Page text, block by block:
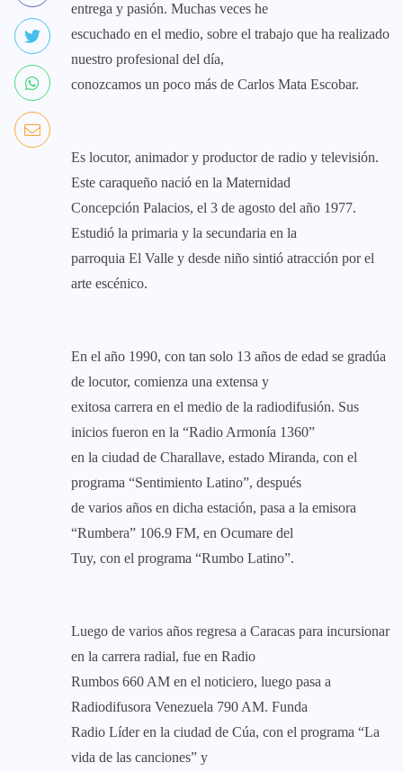
entrega y pasión. Muchas veces he
escuchado en el medio, sobre el trabajo que ha realizado
nuestro profesional del día,
conozcamos un poco más de Carlos Mata Escobar.
Es locutor, animador y productor de radio y televisión.
Este caraqueño nació en la Maternidad
Concepción Palacios, el 3 de agosto del año 1977.
Estudió la primaria y la secundaria en la
parroquia El Valle y desde niño sintió atracción por el
arte escénico.
En el año 1990, con tan solo 13 años de edad se gradúa
de locutor, comienza una extensa y
exitosa carrera en el medio de la radiodifusión. Sus
inicios fueron en la “Radio Armonía 1360”
en la ciudad de Charallave, estado Miranda, con el
programa “Sentimiento Latino”, después
de varios años en dicha estación, pasa a la emisora
“Rumbera” 106.9 FM, en Ocumare del
Tuy, con el programa “Rumbo Latino”.
Luego de varios años regresa a Caracas para incursionar
en la carrera radial, fue en Radio
Rumbos 660 AM en el noticiero, luego pasa a
Radiodifusora Venezuela 790 AM. Funda
Radio Líder en la ciudad de Cúa, con el programa “La
vida de las canciones” y